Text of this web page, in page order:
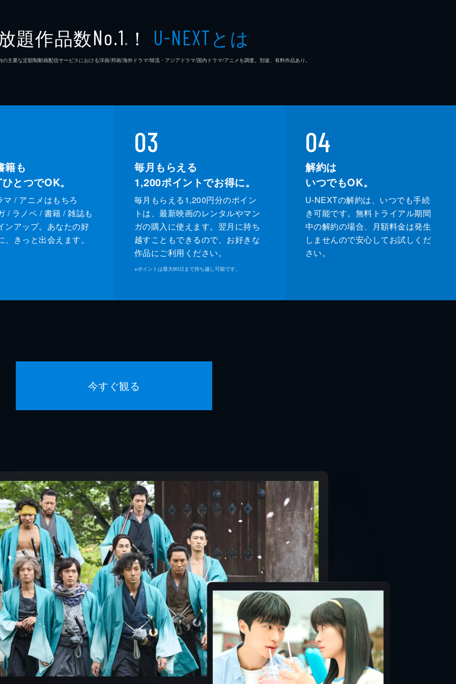
題作品数No.1 ※ ！ U-NEXTとは
主要な定額制動画配信サービスにおける洋画/邦画/海外ドラマ/韓流・アジアドラマ/国内ドラマ/アニメを調査。別途、有料作品あり。
籍も
とつでOK。
マ / アニメはもちろ
/ ラノベ / 書籍 / 雑誌も
ンアップ。あなたの好
、きっと出会えます。
03
毎月もらえる
1,200ポイントでお得に。
毎月もらえる1,200円分のポイン
トは、最新映画のレンタルやマン
ガの購入に使えます。翌月に持ち
越すこともできるので、お好きな
作品にご利用ください。
※ポイントは最大90日まで持ち越し可能です。
04
解約は
いつでもOK。
U-NEXTの解約は、いつでも手続
き可能です。無料トライアル期間
中の解約の場合、月額料金は発生
しませんので安心してお試しくだ
さい。
今すぐ観る